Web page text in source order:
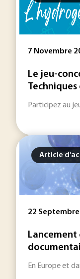
7 Novembre
Le jeu-
Techniques
Participez au
Article
22
Lancement
En Europe et